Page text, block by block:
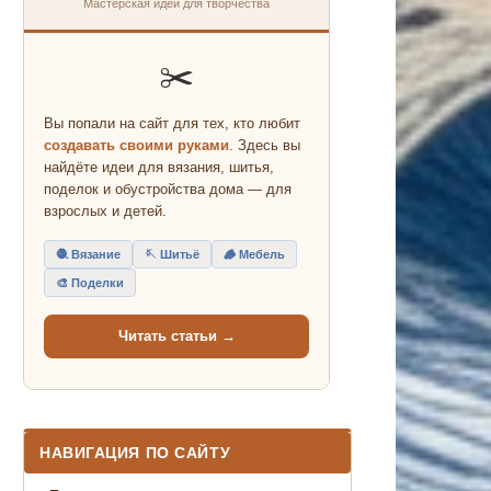
Мастерская идей для творчества
✂️
Вы попали на сайт для тех, кто любит
создавать своими руками. Здесь вы
найдёте идеи для вязания, шитья,
поделок и обустройства дома — для
взрослых и детей.
🧶 Вязание 🪡 Шитьё 🪵 Мебель
🎨 Поделки
Читать статьи →
НАВИГАЦИЯ ПО САЙТУ